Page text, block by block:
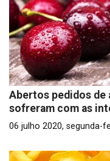
Abertos pedidos de
sofreram com as
06 julho 2020, segunda-